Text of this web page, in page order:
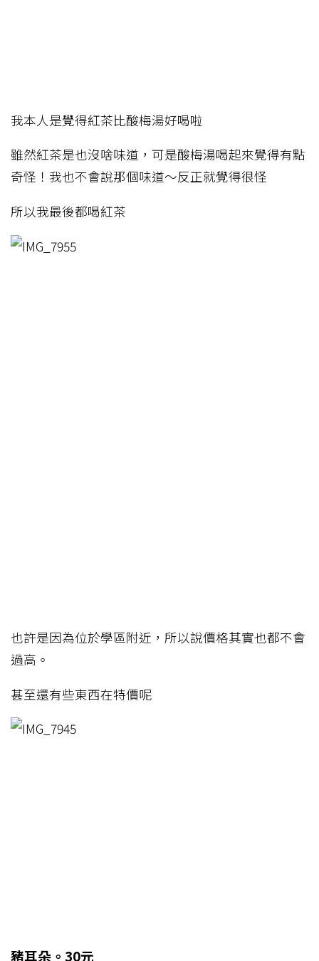
我本人是覺得紅茶比酸梅湯好喝啦
雖然紅茶是也沒啥味道，可是酸梅湯喝起來覺得有點
奇怪！我也不會說那個味道～反正就覺得很怪
所以我最後都喝紅茶
也許是因為位於學區附近，所以說價格其實也都不會
過高。
甚至還有些東西在特價呢
豬耳朵。30元